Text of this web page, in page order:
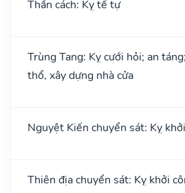
Thần cách: Kỵ tế tự
Trùng Tang: Kỵ cưới hỏi; an
thổ, xây dựng nhà cửa
Nguyệt Kiến chuyển sát: Kỵ
Thiên địa chuyển sát: Kỵ khởi